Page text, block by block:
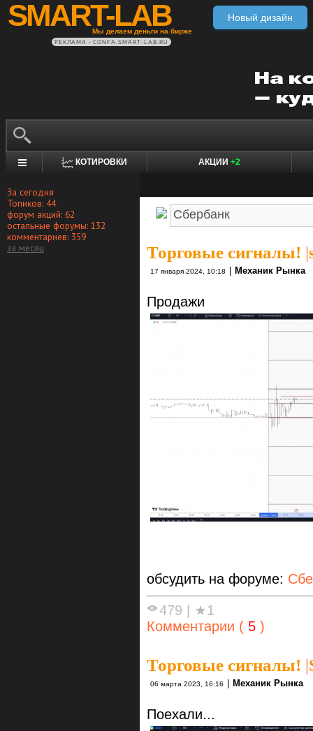
SMART-LAB
Мы делаем деньги на бирже
Новый дизайн
РЕКЛАМА • CONFA.SMART-LAB.RU
КОТИРОВКИ АКЦИИ +2
За сегодня
Топиков: 44
форум акций: 62
остальные форумы: 132
комментариев: 359
за месяц
Торговые сигналы! |
17 января 2024, 10:18 Механик Рынка
Продажи
обсудить на форуме:
479
★1
Комментарии ( 5 )
Торговые сигналы! |
06 марта 2023, 16:16 Механик Рынка
Поехали...